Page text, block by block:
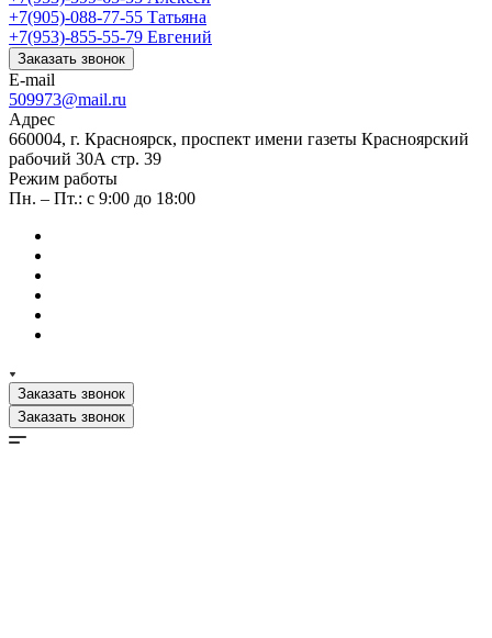
+7(905)-088-77-55 Татьяна
+7(953)-855-55-79 Евгений
Заказать звонок
E-mail
509973@mail.ru
Адрес
660004, г. Красноярск, проспект имени газеты Красноярский
рабочий 30А стр. 39
Режим работы
Пн. – Пт.: с 9:00 до 18:00
Заказать звонок
Заказать звонок